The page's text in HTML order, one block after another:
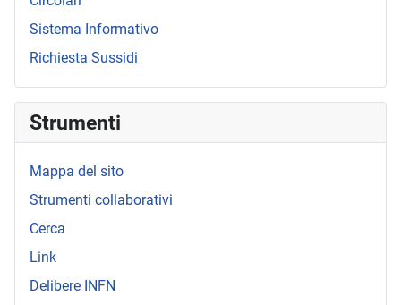
Sistema Informativo
Richiesta Sussidi
Strumenti
Mappa del sito
Strumenti collaborativi
Cerca
Link
Delibere INFN